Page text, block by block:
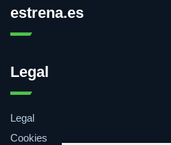
estrena.es
Legal
Legal
Cookies